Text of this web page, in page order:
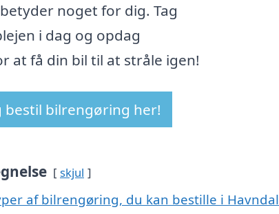
noget for dig. Tag
i dag og opdag
at få din bil til at stråle igen!
bestil bilrengøring her!
skjul
af bilrengøring, du kan bestille i Havndal